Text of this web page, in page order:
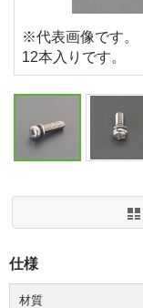
仕様
材質
※代表画像です。
12本入りです。